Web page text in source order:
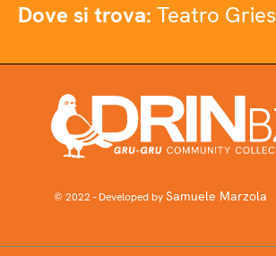
Dove si trova: Teatro Gries
© 2022 - Developed bySamuele Marzola